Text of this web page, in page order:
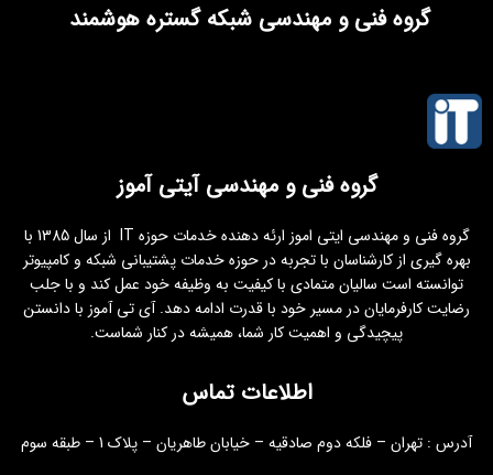
گروه فنی و مهندسی شبکه گستره هوشمند
گروه فنی و مهندسی آیتی آموز
گروه فنی و مهندسی ایتی اموز ارئه دهنده خدمات حوزه IT از سال 1385 با
بهره گیری از کارشناسان با تجربه در حوزه خدمات پشتیبانی شبکه و کامپیوتر
توانسته است سالیان متمادی با کیفیت به وظیفه خود عمل کند و با جلب
رضایت کارفرمایان در مسیر خود با قدرت ادامه دهد. آی تی آموز با دانستن
پیچیدگی و اهمیت کار شما، همیشه در کنار شماست.
اطلاعات تماس
آدرس : تهران – فلکه دوم صادقیه – خیابان طاهریان – پلاک 1 – طبقه سوم